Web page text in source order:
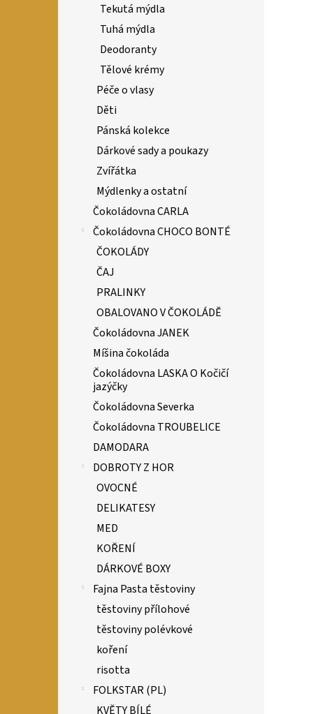
Tekutá mýdla
Tuhá mýdla
Deodoranty
Tělové krémy
Péče o vlasy
Děti
Pánská kolekce
Dárkové sady a poukazy
Zvířátka
Mýdlenky a ostatní
Čokoládovna CARLA
Čokoládovna CHOCO BONTÉ
ČOKOLÁDY
ČAJ
PRALINKY
OBALOVANO V ČOKOLÁDĚ
Čokoládovna JANEK
Míšina čokoláda
Čokoládovna LASKA O Kočičí
jazýčky
Čokoládovna Severka
Čokoládovna TROUBELICE
DAMODARA
DOBROTY Z HOR
OVOCNÉ
DELIKATESY
MED
KOŘENÍ
DÁRKOVÉ BOXY
Fajna Pasta těstoviny
těstoviny přílohové
těstoviny polévkové
koření
risotta
FOLKSTAR (PL)
KVĚTY BÍLÉ